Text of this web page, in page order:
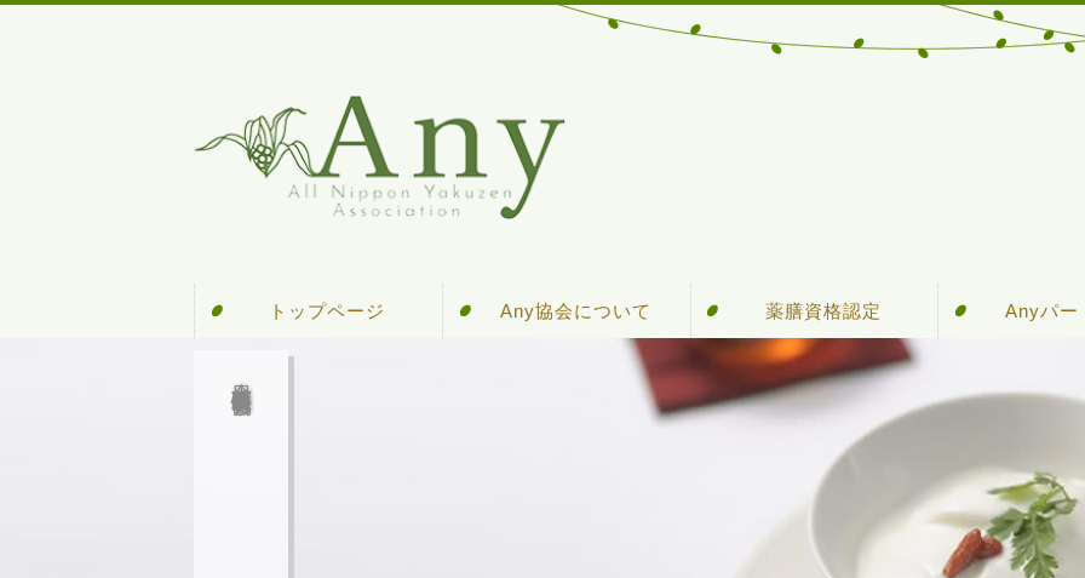
トップページ Any協会について
Any協会について
薬膳資格認定
資格について
セミナー情報
通信講座
受験対策講座
Anyパー